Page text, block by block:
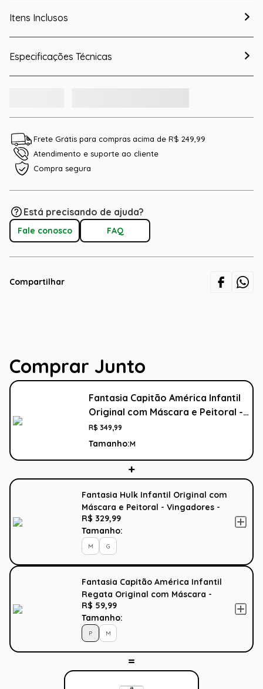
Itens Inclusos
Especificações Técnicas
Frete Grátis para compras acima de R$ 249,99
Atendimento e suporte ao cliente
Compra segura
Está precisando de ajuda?
Fale conosco FAQ
Compartilhar
Comprar Junto
Fantasia Capitão América Infantil
Original com Máscara e Peitoral -
Vingadores - Marvel
R$ 349,99
Tamanho:M
Fantasia Hulk Infantil Original com
Máscara e Peitoral - Vingadores -
Marvel
R$ 329,99
Tamanho:
M G
Fantasia Capitão América Infantil
Regata Original com Máscara -
Vingadores - Marvel
R$ 59,99
Tamanho:
P M